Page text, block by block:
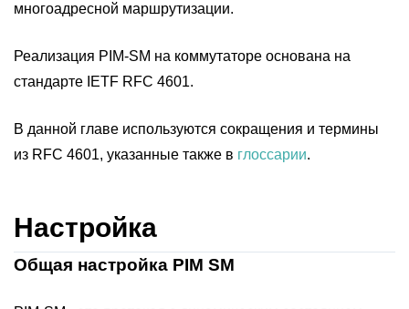
многоадресной маршрутизации.
Реализация PIM-SM на коммутаторе основана на
стандарте IETF RFC 4601.
В данной главе используются сокращения и термины
из RFC 4601, указанные также в глоссарии.
Настройка
Общая настройка PIM SM